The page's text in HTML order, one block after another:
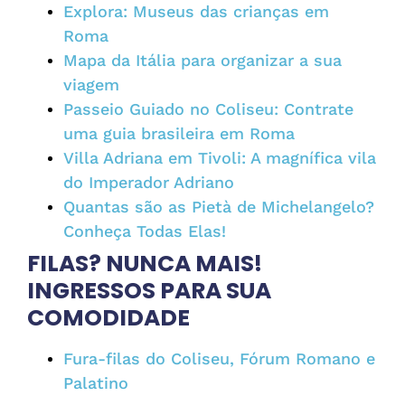
Explora: Museus das crianças em
Roma
Mapa da Itália para organizar a sua
viagem
Passeio Guiado no Coliseu: Contrate
uma guia brasileira em Roma
Villa Adriana em Tivoli: A magnífica vila
do Imperador Adriano
Quantas são as Pietà de Michelangelo?
Conheça Todas Elas!
FILAS? NUNCA MAIS!
INGRESSOS PARA SUA
COMODIDADE
Fura-filas do Coliseu, Fórum Romano e
Palatino